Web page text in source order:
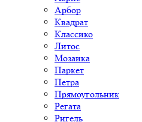
Арбор
Квадрат
Классико
Литос
Мозаика
Паркет
Петра
Прямоугольник
Регата
Ригель